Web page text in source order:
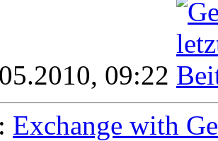
09:22
Exchange with